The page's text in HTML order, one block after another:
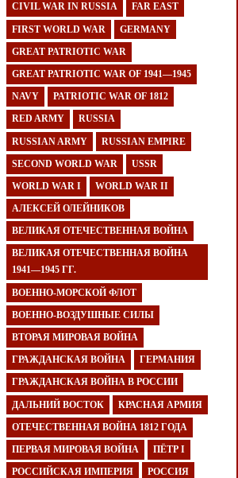
CIVIL WAR IN RUSSIA FAR EAST
FIRST WORLD WAR GERMANY
GREAT PATRIOTIC WAR
GREAT PATRIOTIC WAR OF 1941—1945
NAVY PATRIOTIC WAR OF 1812
RED ARMY RUSSIA
RUSSIAN ARMY RUSSIAN EMPIRE
SECOND WORLD WAR USSR
WORLD WAR I WORLD WAR II
АЛЕКСЕЙ ОЛЕЙНИКОВ
ВЕЛИКАЯ ОТЕЧЕСТВЕННАЯ ВОЙНА
ВЕЛИКАЯ ОТЕЧЕСТВЕННАЯ ВОЙНА
1941—1945 ГГ.
ВОЕННО-МОРСКОЙ ФЛОТ
ВОЕННО-ВОЗДУШНЫЕ СИЛЫ
ВТОРАЯ МИРОВАЯ ВОЙНА
ГРАЖДАНСКАЯ ВОЙНА ГЕРМАНИЯ
ГРАЖДАНСКАЯ ВОЙНА В РОССИИ
ДАЛЬНИЙ ВОСТОК КРАСНАЯ АРМИЯ
ОТЕЧЕСТВЕННАЯ ВОЙНА 1812 ГОДА
ПЕРВАЯ МИРОВАЯ ВОЙНА ПЁТР I
РОССИЙСКАЯ ИМПЕРИЯ РОССИЯ